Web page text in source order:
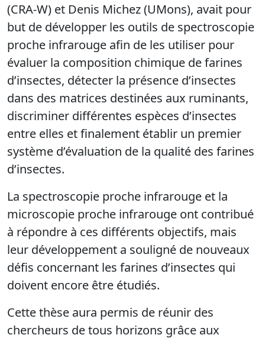
(CRA-W) et Denis Michez (UMons), avait pour
but de développer les outils de spectroscopie
proche infrarouge afin de les utiliser pour
évaluer la composition chimique de farines
d’insectes, détecter la présence d’insectes
dans des matrices destinées aux ruminants,
discriminer différentes espèces d’insectes
entre elles et finalement établir un premier
système d’évaluation de la qualité des farines
d’insectes.
La spectroscopie proche infrarouge et la
microscopie proche infrarouge ont contribué
à répondre à ces différents objectifs, mais
leur développement a souligné de nouveaux
défis concernant les farines d’insectes qui
doivent encore être étudiés.
Cette thèse aura permis de réunir des
chercheurs de tous horizons grâce aux